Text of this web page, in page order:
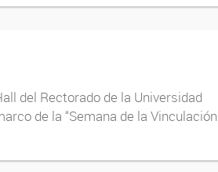
del Rectorado de la Universidad
de la “Semana de la Vinculación